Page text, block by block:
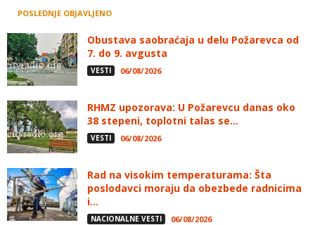
POSLEDNJE OBJAVLJENO
Obustava saobraćaja u delu Požarevca od
7. do 9. avgusta
VESTI 06/08/2026
RHMZ upozorava: U Požarevcu danas oko
38 stepeni, toplotni talas se...
VESTI 06/08/2026
Rad na visokim temperaturama: Šta
poslodavci moraju da obezbede radnicima
i...
NACIONALNE VESTI 06/08/2026